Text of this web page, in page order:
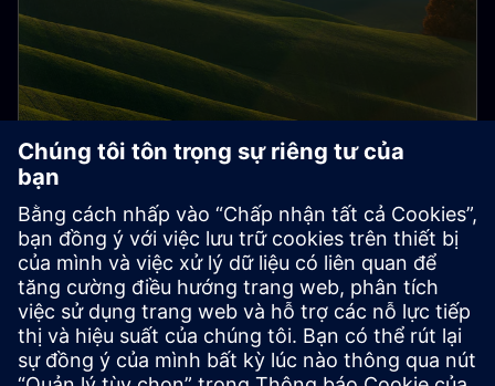
Sustainability trong chuỗi cung
ứng
Liêm chính là nền tảng của hành vi có trách nhiệm và
kinh doanh.